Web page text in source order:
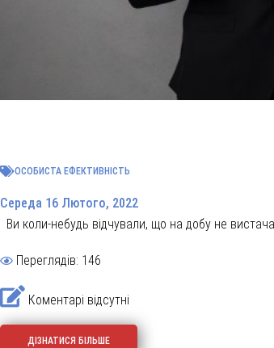
ОСОБИСТА ЕФЕКТИВНІСТЬ
Середа 16 Лютого, 2022
Ви коли-небудь відчували, що на добу не
Переглядів: 146
Коментарі відсутні
ДІЗНАТИСЯ БІЛЬШЕ